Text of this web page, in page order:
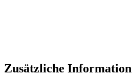
Zusätzliche Information